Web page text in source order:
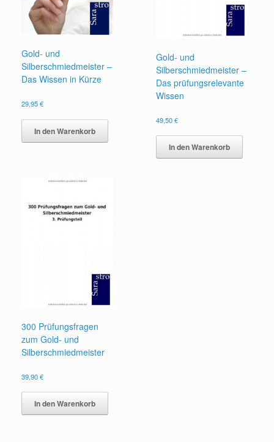
Gold- und
Silberschmiedmeister –
Das Wissen in Kürze
29,95€
In den Warenkorb
Gold- und
Silberschmiedmeister –
Das prüfungsrelevante
Wissen
49,50€
In den Warenkorb
300 Prüfungsfragen
zum Gold- und
Silberschmiedmeister
39,90€
In den Warenkorb